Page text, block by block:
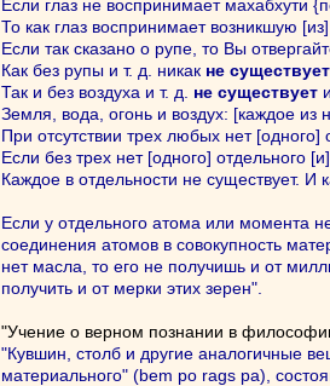
Если глаз не воспринимает махабхути
То как глаз воспринимает возникшую
Если так сказано о рупе, то Вы
Как без рупы и т. д. никак не существует
Так и без воздуха и т. д. не существует
Земля, вода, огонь и воздух: [каждое из
При отсутствии трех любых нет [одного]
Если без трех нет [одного] отдельного
Каждое в отдельности не существует. И
Если у отдельного атома или момента
соединения атомов в совокупность
нет масла, то его не получишь и от
получить и от мерки этих зерен".
"Учение о верном познании в
"Кувшин, столб и другие аналогичные
материального" (bem po rags pa),